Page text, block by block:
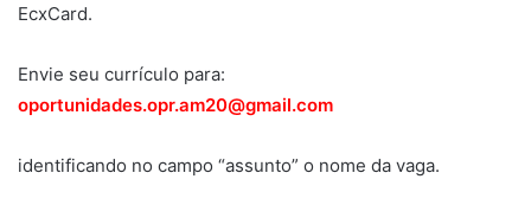
EcxCard.
Envie seu currículo para:
oportunidades.opr.am20@gmail.com
identificando no campo “assunto” o nome da vaga.